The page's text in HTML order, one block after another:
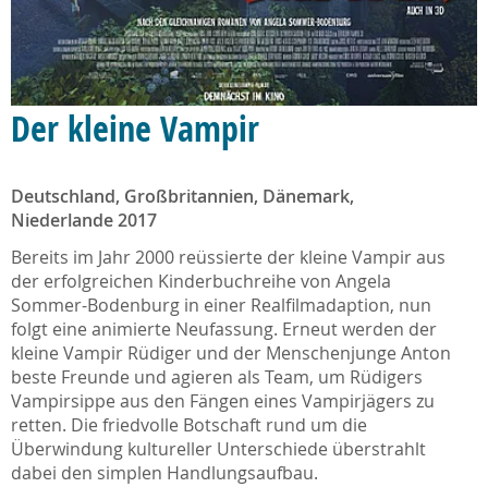
Der kleine Vampir
Deutschland, Großbritannien, Dänemark,
Niederlande 2017
Bereits im Jahr 2000 reüssierte der kleine Vampir aus
der erfolgreichen Kinderbuchreihe von Angela
Sommer-Bodenburg in einer Realfilmadaption, nun
folgt eine animierte Neufassung. Erneut werden der
kleine Vampir Rüdiger und der Menschenjunge Anton
beste Freunde und agieren als Team, um Rüdigers
Vampirsippe aus den Fängen eines Vampirjägers zu
retten. Die friedvolle Botschaft rund um die
Überwindung kultureller Unterschiede überstrahlt
dabei den simplen Handlungsaufbau.